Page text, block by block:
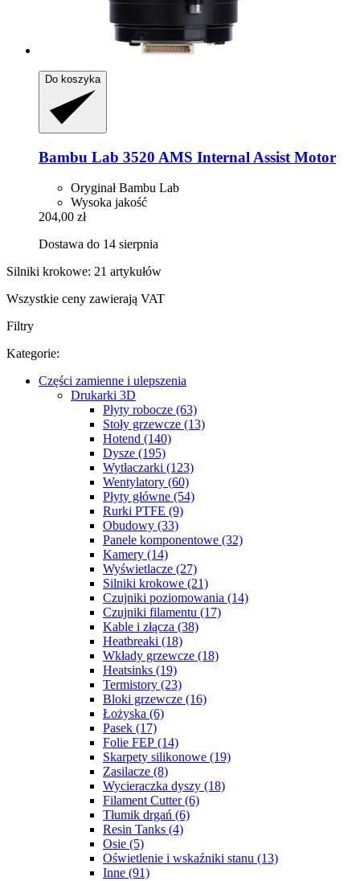
Do koszyka
Bambu Lab 3520 AMS Internal Assist Motor
Oryginał Bambu Lab
Wysoka jakość
204,00 zł
Dostawa do 14 sierpnia
Silniki krokowe: 21 artykułów
Wszystkie ceny zawierają VAT
Filtry
Kategorie:
Części zamienne i ulepszenia
Drukarki 3D
Płyty robocze (63)
Stoły grzewcze (13)
Hotend (140)
Dysze (195)
Wytłaczarki (123)
Wentylatory (60)
Płyty główne (54)
Rurki PTFE (9)
Obudowy (33)
Panele komponentowe (32)
Kamery (14)
Wyświetlacze (27)
Silniki krokowe (21)
Czujniki poziomowania (14)
Czujniki filamentu (17)
Kable i złącza (38)
Heatbreaki (18)
Wkłady grzewcze (18)
Heatsinks (19)
Termistory (23)
Bloki grzewcze (16)
Łożyska (6)
Pasek (17)
Folie FEP (14)
Skarpety silikonowe (19)
Zasilacze (8)
Wycieraczka dyszy (18)
Filament Cutter (6)
Tłumik drgań (6)
Resin Tanks (4)
Osie (5)
Oświetlenie i wskaźniki stanu (13)
Inne (91)